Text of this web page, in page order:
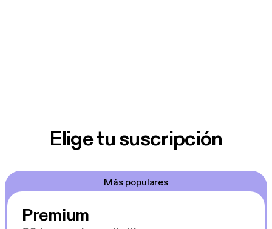
Elige tu suscripción
Más populares
Premium